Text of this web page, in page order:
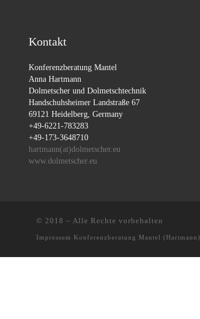
Kontakt
Konferenzberatung Mantel
Anna Hartmann
Dolmetscher und Dolmetschtechnik
Handschuhsheimer Landstraße 67
69121 Heidelberg, Germany
+49-6221-783283
+49-173-3648710
hartmann(at)dolmetscher.eu
www.dolmetscher.eu
© 2018 – Alle Rechte vorbehalten
Impressum Konferenzberatung Mantel (Hartmann)